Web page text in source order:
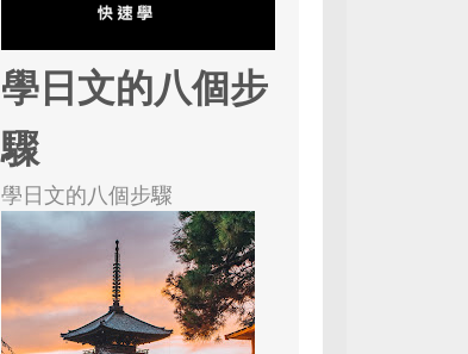
學日文的八個步
驟
學日文的八個步驟